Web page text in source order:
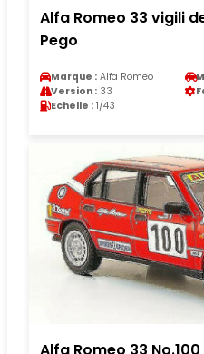
Alfa Romeo 33 vigili
Pego
Marque : Alfa Romeo
Version : 33
Echelle : 1/43